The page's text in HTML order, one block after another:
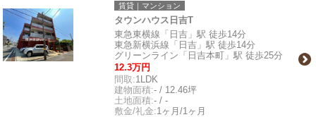
賃貸｜マンション
タウンハウス日吉T
東急東横線「日吉」駅 徒歩14分
東急新横浜線「日吉」駅 徒歩14分
グリーンライン「日吉本町」駅 徒歩25分
12.3万円
間取:1LDK
建物面積:- / 12.46坪
土地面積:- / -
敷金/礼金:1ヶ月/1ヶ月